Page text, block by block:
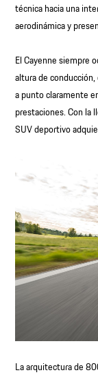
técnica hacia una
aerodinámica y
El Cayenne siempre
altura de
a punto claramente
prestaciones. Con la
SUV deportivo
La arquitectura de